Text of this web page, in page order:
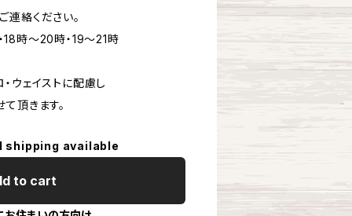
絡ください。
18時～20時・19～21時
ウェイストに配慮し
頂きます。
shipping available
to cart